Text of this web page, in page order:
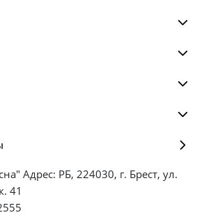
Адрес: РБ, 224030, г. Брест, ул.
41